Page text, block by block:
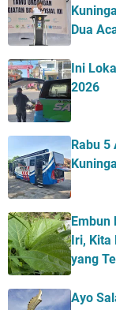
Dua
Ini
2026
Rabu 5
Embun
Iri, Kita
yang
Ayo